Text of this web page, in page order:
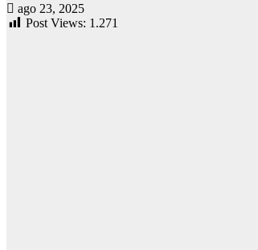
ago 23, 2025
Post Views: 1.271